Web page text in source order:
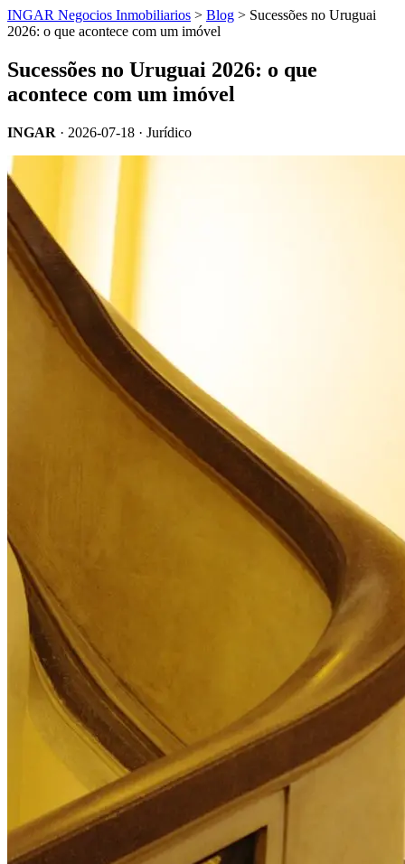
INGAR Negocios Inmobiliarios > Blog > Sucessões no Uruguai
2026: o que acontece com um imóvel
Sucessões no Uruguai 2026: o que
acontece com um imóvel
INGAR · 2026-07-18 · Jurídico